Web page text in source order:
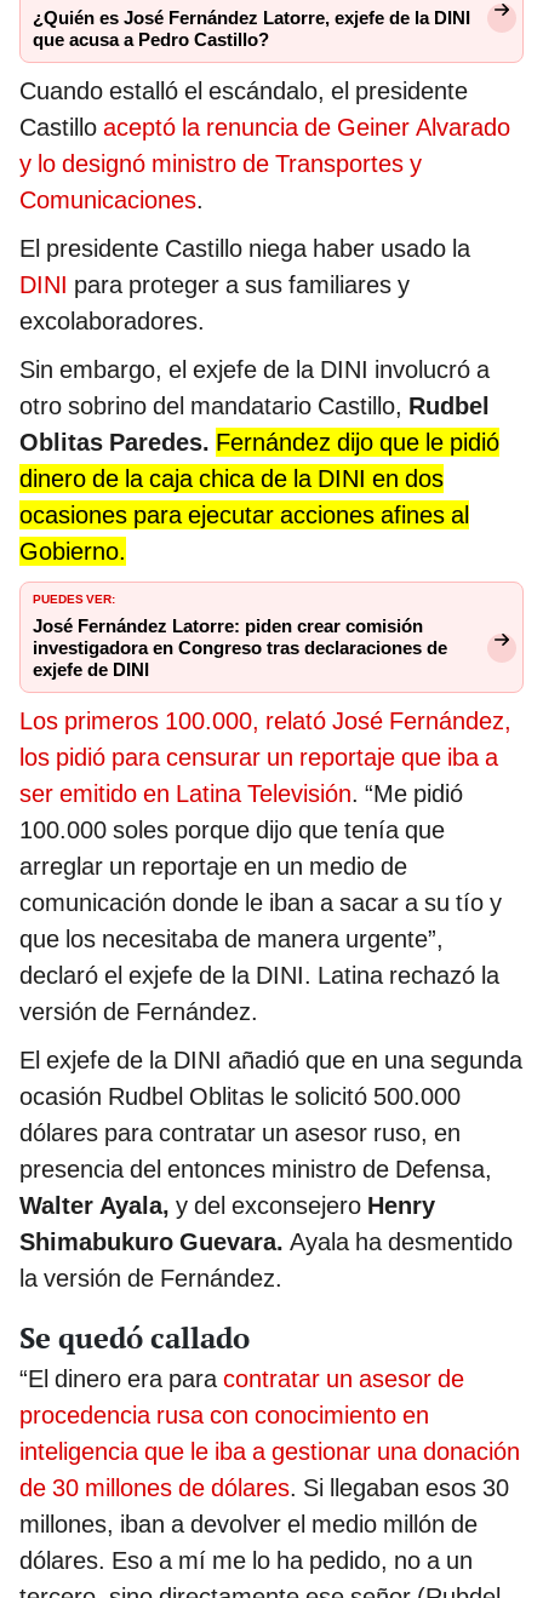
¿Quién es José Fernández Latorre, exjefe de la DINI
que acusa a Pedro Castillo?
Cuando estalló el escándalo, el presidente
Castillo aceptó la renuncia de Geiner Alvarado
y lo designó ministro de Transportes y
Comunicaciones.
El presidente Castillo niega haber usado la
DINI para proteger a sus familiares y
excolaboradores.
Sin embargo, el exjefe de la DINI involucró a
otro sobrino del mandatario Castillo, Rudbel
Oblitas Paredes. Fernández dijo que le pidió
dinero de la caja chica de la DINI en dos
ocasiones para ejecutar acciones afines al
Gobierno.
PUEDES VER:
José Fernández Latorre: piden crear comisión
investigadora en Congreso tras declaraciones de
exjefe de DINI
Los primeros 100.000, relató José Fernández,
los pidió para censurar un reportaje que iba a
ser emitido en Latina Televisión. “Me pidió
100.000 soles porque dijo que tenía que
arreglar un reportaje en un medio de
comunicación donde le iban a sacar a su tío y
que los necesitaba de manera urgente”,
declaró el exjefe de la DINI. Latina rechazó la
versión de Fernández.
El exjefe de la DINI añadió que en una segunda
ocasión Rudbel Oblitas le solicitó 500.000
dólares para contratar un asesor ruso, en
presencia del entonces ministro de Defensa,
Walter Ayala, y del exconsejero Henry
Shimabukuro Guevara. Ayala ha desmentido
la versión de Fernández.
Se quedó callado
“El dinero era paracontratar un asesor de
procedencia rusa con conocimiento en
inteligencia que le iba a gestionar una donación
de 30 millones de dólares. Si llegaban esos 30
millones, iban a devolver el medio millón de
dólares. Eso a mí me lo ha pedido, no a un